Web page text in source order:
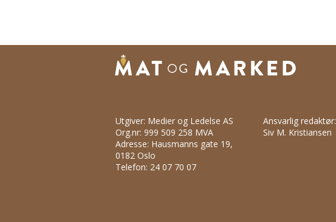
Utgiver: Medier og Ledelse AS
Org.nr: 999 509 258 MVA
Adresse: Hausmanns gate 19,
0182 Oslo
Telefon: 24 07 70 07
Ansvarlig redaktør:
Siv M. Kristiansen